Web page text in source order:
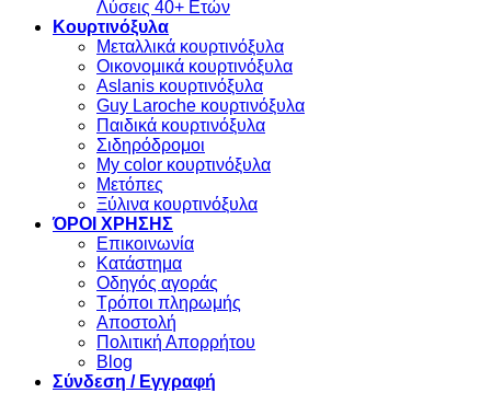
Λύσεις 40+ Ετών
Κουρτινόξυλα
Μεταλλικά κουρτινόξυλα
Οικονομικά κουρτινόξυλα
Aslanis κουρτινόξυλα
Guy Laroche κουρτινόξυλα
Παιδικά κουρτινόξυλα
Σιδηρόδρομοι
My color κουρτινόξυλα
Μετόπες
Ξύλινα κουρτινόξυλα
ΌΡΟΙ ΧΡΗΣΗΣ
Επικοινωνία
Κατάστημα
Οδηγός αγοράς
Τρόποι πληρωμής
Αποστολή
Πολιτική Απορρήτου
Blog
Σύνδεση / Εγγραφή